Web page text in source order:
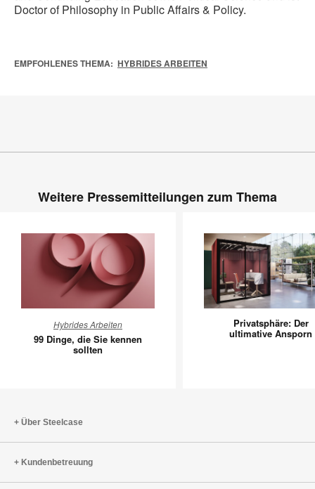
Doctor of Philosophy in Public Affairs & Policy.
EMPFOHLENES THEMA: HYBRIDES ARBEITEN
Weitere Pressemitteilungen zum Thema
Dinge,
die
Hybrides Arbeiten
99 Dinge, die Sie kennen
sollten
Der
Privatsphäre: Der
ultimative Ansporn
Über Steelcase
Kundenbetreuung